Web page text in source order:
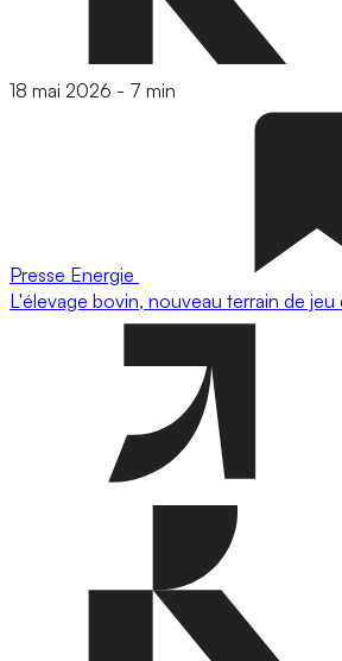
18 mai 2026 - 7 min
Presse Energie
L'élevage bovin, nouveau terrain de jeu